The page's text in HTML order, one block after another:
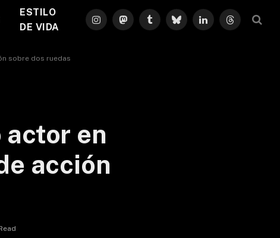
ESTILO
DE VIDA
InstagramMastodonTumblrBlueskyLinkedInThreads
sobre dos ruedas
en
acción